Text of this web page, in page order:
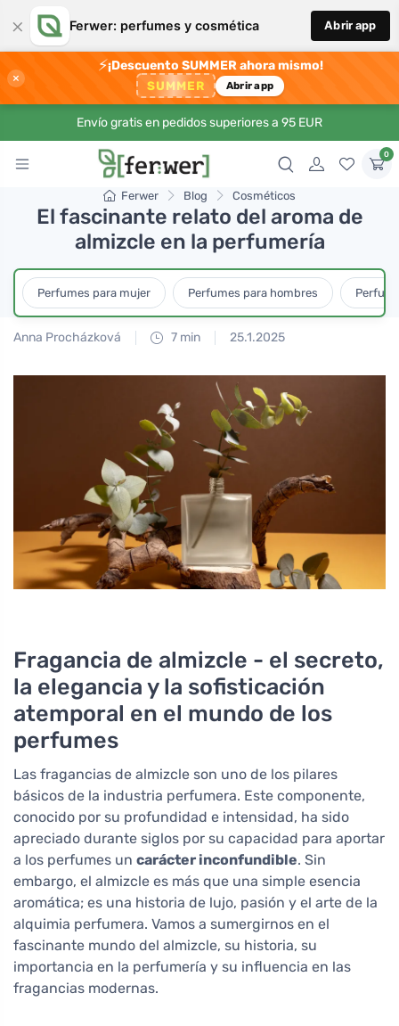
× Ferwer: perfumes y cosmética Abrir app
×
⚡¡Descuento SUMMER ahora mismo!
SUMMER Abrir app
Envío gratis en pedidos superiores a 95 EUR
0
Ferwer Blog Cosméticos
El fascinante relato del aroma de
almizcle en la perfumería
Perfumes para mujer Perfumes para hombres
Anna Procházková 7 min 25.1.2025
Fragancia de almizcle - el secreto,
la elegancia y la sofisticación
atemporal en el mundo de los
perfumes
Las fragancias de almizcle son uno de los pilares
básicos de la industria perfumera. Este componente,
conocido por su profundidad e intensidad, ha sido
apreciado durante siglos por su capacidad para aportar
a los perfumes un carácter inconfundible. Sin
embargo, el almizcle es más que una simple esencia
aromática; es una historia de lujo, pasión y el arte de la
alquimia perfumera. Vamos a sumergirnos en el
fascinante mundo del almizcle, su historia, su
importancia en la perfumería y su influencia en las
fragancias modernas.